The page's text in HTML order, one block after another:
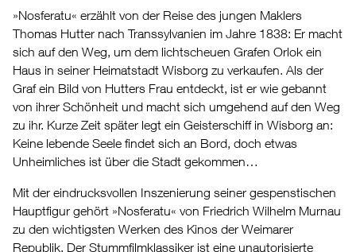
»Nosferatu« erzählt von der Reise des jungen Maklers
Thomas Hutter nach Transsylvanien im Jahre 1838: Er macht
sich auf den Weg, um dem lichtscheuen Grafen Orlok ein
Haus in seiner Heimatstadt Wisborg zu verkaufen. Als der
Graf ein Bild von Hutters Frau entdeckt, ist er wie gebannt
von ihrer Schönheit und macht sich umgehend auf den Weg
zu ihr. Kurze Zeit später legt ein Geisterschiff in Wisborg an:
Keine lebende Seele findet sich an Bord, doch etwas
Unheimliches ist über die Stadt gekommen…
Mit der eindrucksvollen Inszenierung seiner gespenstischen
Hauptfigur gehört »Nosferatu« von Friedrich Wilhelm Murnau
zu den wichtigsten Werken des Kinos der Weimarer
Republik. Der Stummfilmklassiker ist eine unautorisierte